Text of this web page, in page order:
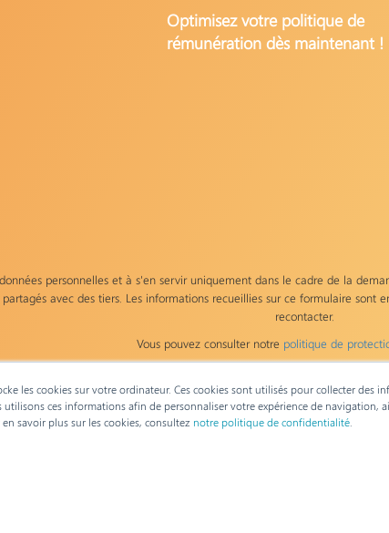
les cookies sur votre ordinateur. Ces cookies sont utilisés pour collecter des
utilisons ces informations afin de personnaliser votre expérience de navigation,
savoir plus sur les cookies, consultez notre politique de confidentialité
Optimisez votre politique de
rémunération dès maintenant !
personnelles et à s'en servir uniquement dans le cadre de la
avec des tiers. Les informations recueillies sur ce formulaire sont
recontacter.
Vous pouvez consulter notre politique de
dpo@primeum.comou Responsable de la protection des données,